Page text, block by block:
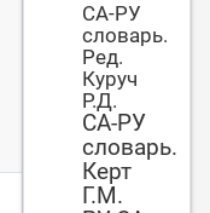
СА-РУ
словарь.
Ред.
Куруч
Р.Д.
СА-РУ
словарь.
Керт
Г.М.